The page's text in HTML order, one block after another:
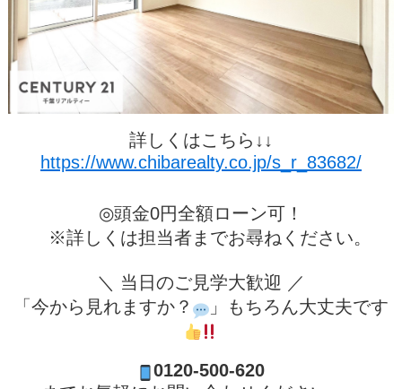
詳しくはこちら↓↓
https://www.chibarealty.co.jp/s_r_83682/
◎頭金0円全額ローン可！
※詳しくは担当者までお尋ねください。
＼ 当日のご見学大歓迎 ／
「今から見れますか？
」もちろん大丈夫です
0120-500-620